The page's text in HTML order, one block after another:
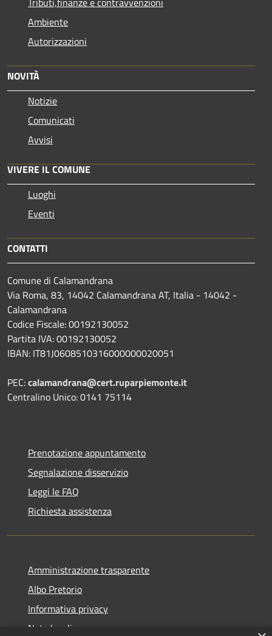
Ambiente
Autorizzazioni
NOVITÀ
Notizie
Comunicati
Avvisi
VIVERE IL COMUNE
Luoghi
Eventi
CONTATTI
Comune di Calamandrana
Via Roma, 83, 14042 Calamandrana AT, Italia - 14042 -
Calamandrana
Codice Fiscale: 00192130052
Partita IVA: 00192130052
IBAN: IT81J0608510316000000020051
PEC:calamandrana@cert.ruparpiemonte.it
Centralino Unico: 0141 75114
Prenotazione appuntamento
Segnalazione disservizio
Leggi le FAQ
Richiesta assistenza
Amministrazione trasparente
Albo Pretorio
Informativa privacy
Note legali